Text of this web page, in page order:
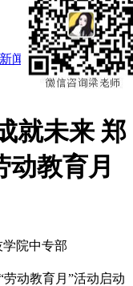
闻
就未来 郑
教育月
院中专部
动教育月”活动启动